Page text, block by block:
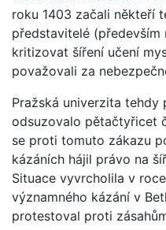
roku 1403 začali někteří
představitelé (především
kritizovat šíření učení
považovali za
Pražská univerzita tehdy
odsuzovalo pětačtyřicet
se proti tomuto zákazu
kázáních hájil právo na
Situace vyvrcholila v
významného kázání v
protestoval proti